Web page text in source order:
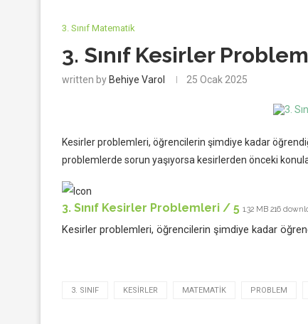
3. Sınıf Matematik
3. Sınıf Kesirler
written by Behiye Varol 25 Ocak 2025
Kesirler problemleri, öğrencilerin şimdiye kadar
problemlerde sorun yaşıyorsa kesirlerden önceki
3. Sınıf Kesirler Problemleri / 5 1.32 MB 216
Kesirler problemleri, öğrencilerin şimdiye kadar
3. SINIF KESIRLER MATEMATIK PROBLEM